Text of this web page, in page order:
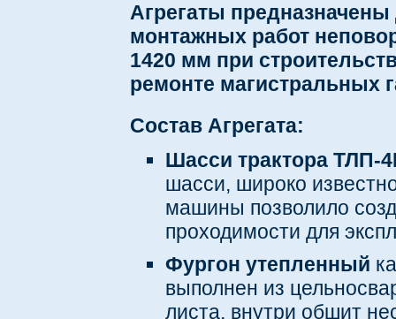
Агрегаты
монтажных работ
1420 мм при
ремонте магистральных
Состав Агрегата:
Шасси трактора ТЛП-
шасси, широко
машины позволило
проходимости для
Фургон утепленный
выполнен из
листа, внутри обшит